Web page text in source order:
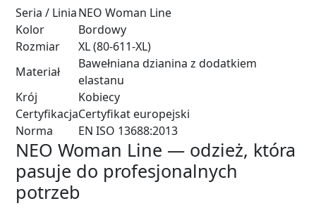
Seria / LiniaNEO Woman Line
Kolor
Bordowy
Rozmiar
XL (80-611-XL)
Materiał
Bawełniana dzianina z dodatkiem
elastanu
Krój
Kobiecy
CertyfikacjaCertyfikat europejski
Norma
EN ISO 13688:2013
NEO Woman Line — odzież, która
pasuje do profesjonalnych
potrzeb